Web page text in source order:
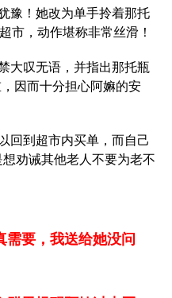
豫！她改为单手拎着那托
市，动作堪称非常丝滑！
大叹无语，并指出那托瓶
因而十分担心阿嫲的安
回到超市内买单，而自己
劝诫其他老人不要为老不
需要，我送给她没问